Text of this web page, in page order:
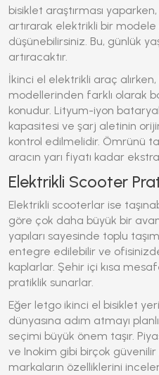
bisiklet araştırması
artırarak elektrikli bir modele
düşünebilirsiniz. Bu, günlük
artıracaktır.
İkinci el elektrikli araç alırken,
modellerinden farklı olarak
konudur. Lityum-iyon
kapasitesi ve şarj aletinin
kontrol edilmelidir. Ömrünü
aracın yarı fiyatı kadar
Elektrikli Scooter
Elektrikli scooterlar ise
göre çok daha büyük bir
yapıları sayesinde toplu
entegre edilebilir ve
kaplarlar. Şehir içi kısa
pratiklik sunarlar.
Eğer letgo ikinci el bisiklet
dünyasına adım atmayı
seçimi büyük önem taşır.
ve Inokim gibi birçok güvenilir
markaların özelliklerini